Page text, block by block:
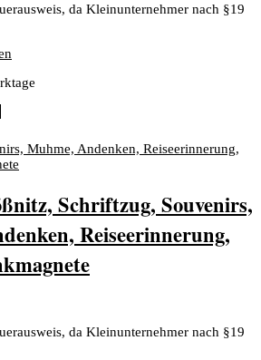
da Kleinunternehmer nach §19
Schriftzug, Souvenirs,
Reiseerinnerung,
da Kleinunternehmer nach §19